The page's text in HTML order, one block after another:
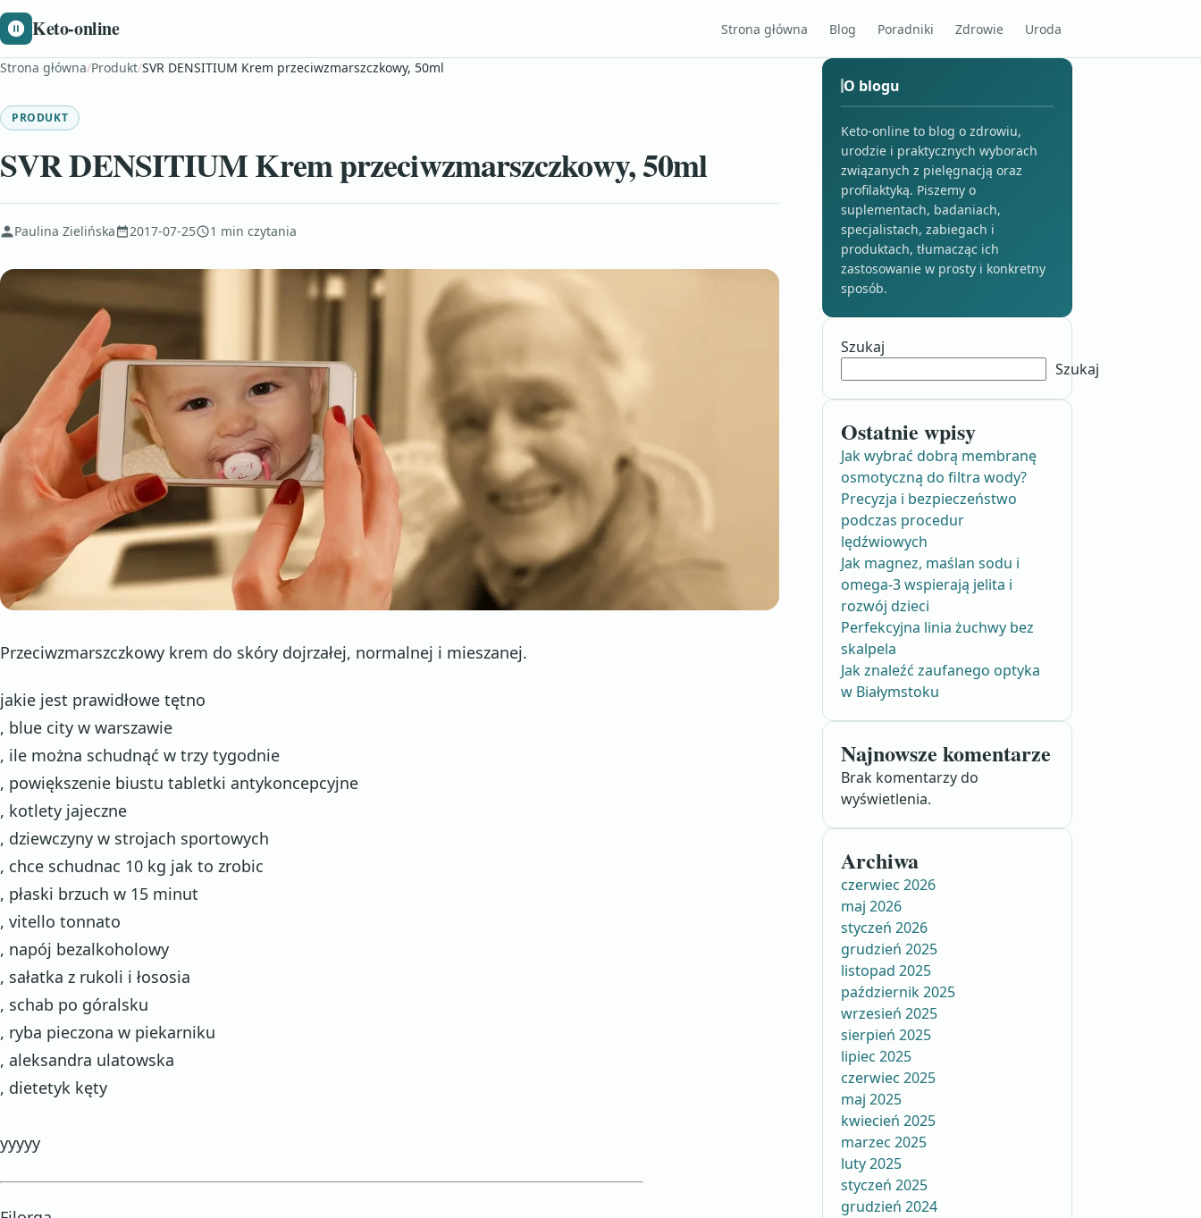
Keto-online Strona główna Blog Poradniki Zdrowie Uroda
Strona główna/Produkt/SVR DENSITIUM Krem przeciwzmarszczkowy, 50ml
PRODUKT
SVR DENSITIUM Krem przeciwzmarszczkowy, 50ml
Paulina Zielińska 2017-07-25 1 min czytania
Przeciwzmarszczkowy krem do skóry dojrzałej, normalnej i mieszanej.
jakie jest prawidłowe tętno
, blue city w warszawie
, ile można schudnąć w trzy tygodnie
, powiększenie biustu tabletki antykoncepcyjne
, kotlety jajeczne
, dziewczyny w strojach sportowych
, chce schudnac 10 kg jak to zrobic
, płaski brzuch w 15 minut
, vitello tonnato
, napój bezalkoholowy
, sałatka z rukoli i łososia
, schab po góralsku
, ryba pieczona w piekarniku
, aleksandra ulatowska
, dietetyk kęty
yyyyy
O blogu
Keto-online to blog o zdrowiu,
urodzie i praktycznych wyborach
związanych z pielęgnacją oraz
profilaktyką. Piszemy o
suplementach, badaniach,
specjalistach, zabiegach i
produktach, tłumacząc ich
zastosowanie w prosty i konkretny
sposób.
Szukaj
Szukaj
Ostatnie wpisy
Jak wybrać dobrą membranę
osmotyczną do filtra wody?
Precyzja i bezpieczeństwo
podczas procedur
lędźwiowych
Jak magnez, maślan sodu i
omega-3 wspierają jelita i
rozwój dzieci
Perfekcyjna linia żuchwy bez
skalpela
Jak znaleźć zaufanego optyka
w Białymstoku
Najnowsze komentarze
Brak komentarzy do
wyświetlenia.
Archiwa
czerwiec 2026
maj 2026
styczeń 2026
grudzień 2025
listopad 2025
październik 2025
wrzesień 2025
sierpień 2025
lipiec 2025
czerwiec 2025
maj 2025
kwiecień 2025
marzec 2025
luty 2025
styczeń 2025
grudzień 2024